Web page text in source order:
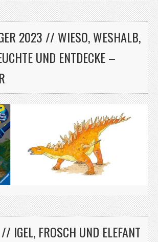
2023 // WIESO, WESHALB,
UND ENTDECKE –
IGEL, FROSCH UND ELEFANT